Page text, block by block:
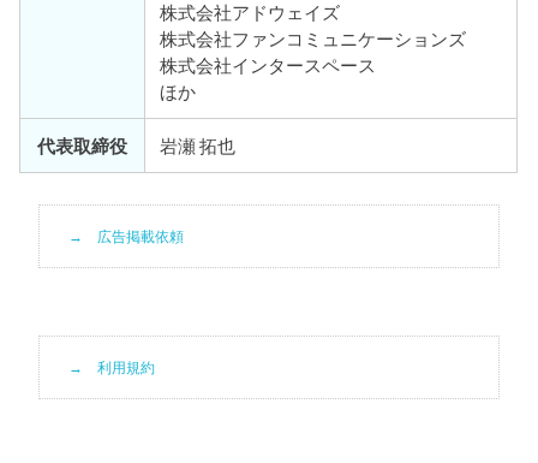
株式会社アドウェイズ
株式会社ファンコミュニケーションズ
株式会社インタースペース
ほか
代表取締役 岩瀬 拓也
広告掲載依頼
利用規約